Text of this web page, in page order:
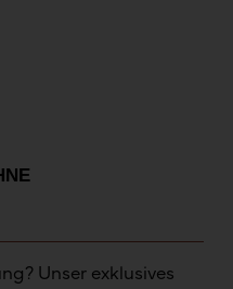
Unser exklusives